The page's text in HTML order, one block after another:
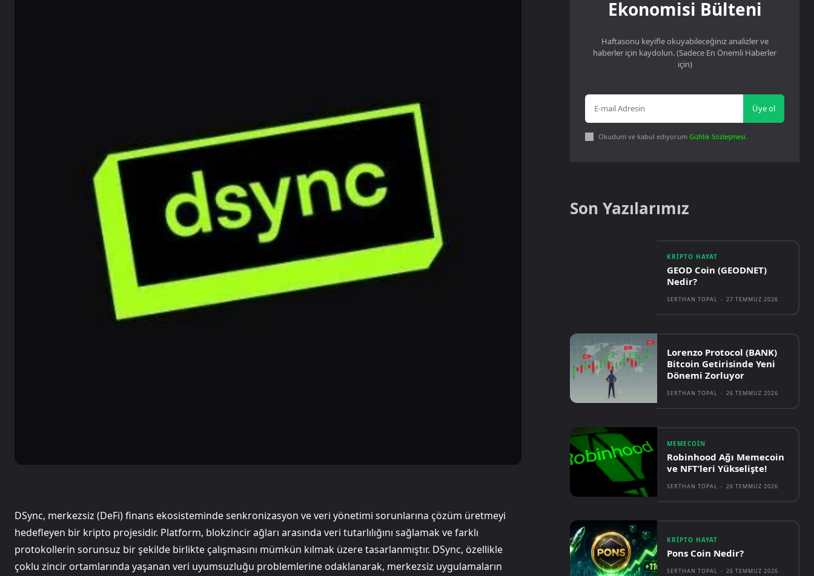
DSync, merkezsiz (DeFi) finans ekosisteminde senkronizasyon ve veri yönetimi sorunlarına çözüm üretmeyi
hedefleyen bir kripto projesidir. Platform, blokzincir ağları arasında veri tutarlılığını sağlamak ve farklı
protokollerin sorunsuz bir şekilde birlikte çalışmasını mümkün kılmak üzere tasarlanmıştır. DSync, özellikle
çoklu zincir ortamlarında yaşanan veri uyumsuzluğu problemlerine odaklanarak, merkezsiz uygulamaların
Ekonomisi Bülteni
Haftasonu keyifle okuyabileceğiniz analizler ve
haberler için kaydolun. (Sadece En Önemli Haberler
için)
Üye ol
Okudum ve kabul ediyorumGizlilik Sözleşmesi.
Son Yazılarımız
KRIPTO HAYAT
GEOD Coin (GEODNET)
Nedir?
SERTHAN TOPAL - 27 TEMMUZ 2026
Lorenzo Protocol (BANK)
Bitcoin Getirisinde Yeni
Dönemi Zorluyor
SERTHAN TOPAL - 26 TEMMUZ 2026
MEMECOIN
Robinhood Ağı Memecoin
ve NFT’leri Yükselişte!
SERTHAN TOPAL - 26 TEMMUZ 2026
KRIPTO HAYAT
Pons Coin Nedir?
SERTHAN TOPAL - 26 TEMMUZ 2026